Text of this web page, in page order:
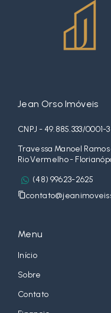
Jean Orso Imóveis
CNPJ - 49.885.333/0001-
Travessa Manoel
Rio Vermelho -
(48) 99623-2625
Menu
Início
Sobre
Contato